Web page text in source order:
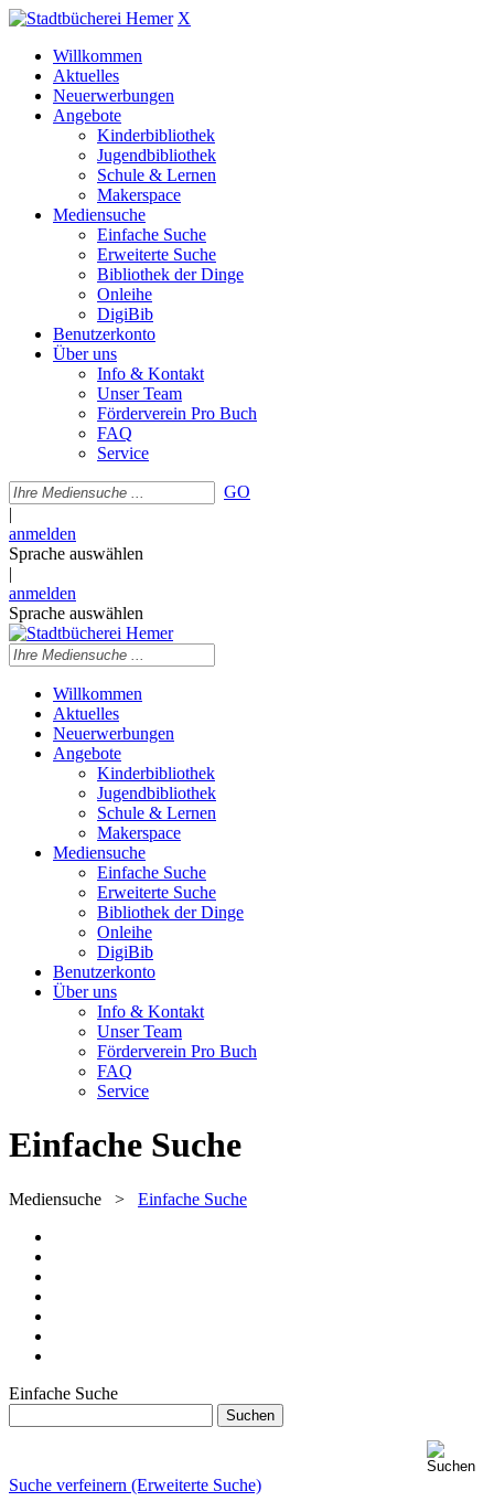
X
Willkommen
Aktuelles
Neuerwerbungen
Angebote
Kinderbibliothek
Jugendbibliothek
Schule & Lernen
Makerspace
Mediensuche
Einfache Suche
Erweiterte Suche
Bibliothek der Dinge
Onleihe
DigiBib
Benutzerkonto
Über uns
Info & Kontakt
Unser Team
Förderverein Pro Buch
FAQ
Service
GO
|
anmelden
Sprache auswählen
|
anmelden
Sprache auswählen
Willkommen
Aktuelles
Neuerwerbungen
Angebote
Kinderbibliothek
Jugendbibliothek
Schule & Lernen
Makerspace
Mediensuche
Einfache Suche
Erweiterte Suche
Bibliothek der Dinge
Onleihe
DigiBib
Benutzerkonto
Über uns
Info & Kontakt
Unser Team
Förderverein Pro Buch
FAQ
Service
Einfache Suche
Mediensuche > Einfache Suche
Einfache Suche
Suche verfeinern (Erweiterte Suche)